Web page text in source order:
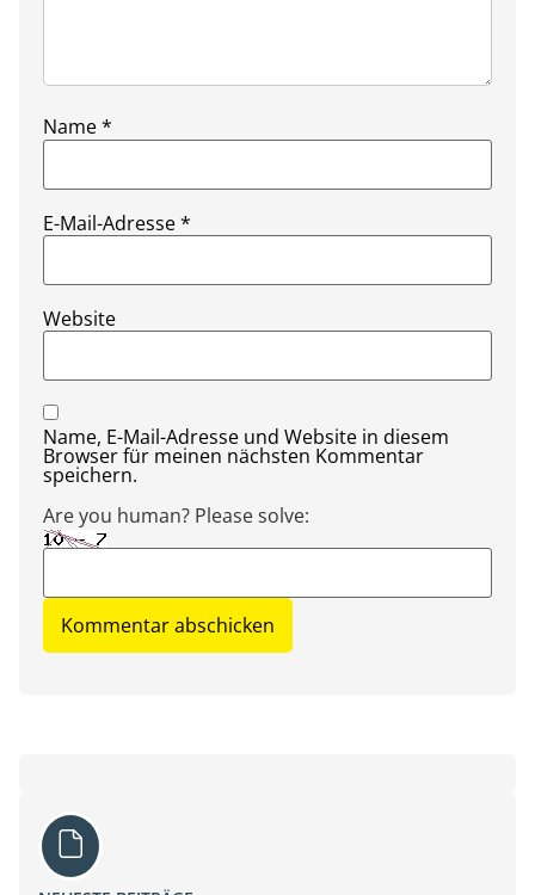
Name*
E-Mail-Adresse*
Website
Name, E-Mail-Adresse und Website in diesem
Browser für meinen nächsten Kommentar
speichern.
Are you human? Please solve: